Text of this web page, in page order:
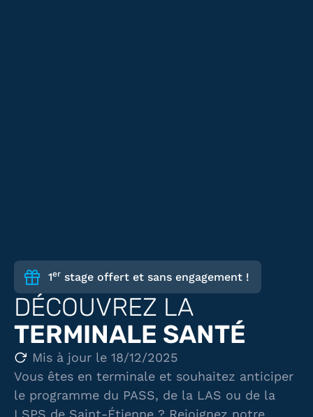
1er stage offert et sans engagement !
DÉCOUVREZ LA
TERMINALE SANTÉ
Mis à jour le 18/12/2025
Vous êtes en terminale et souhaitez anticiper
le programme du PASS, de la LAS ou de la
LSPS de Saint-Étienne ? Rejoignez notre